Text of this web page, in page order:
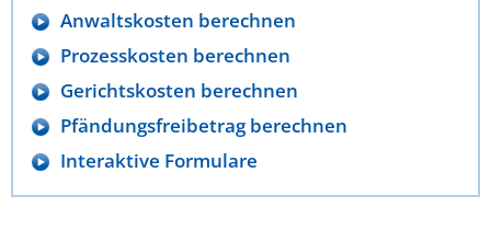
Anwaltskosten berechnen
Prozesskosten berechnen
Gerichtskosten berechnen
Pfändungsfreibetrag berechnen
Interaktive Formulare